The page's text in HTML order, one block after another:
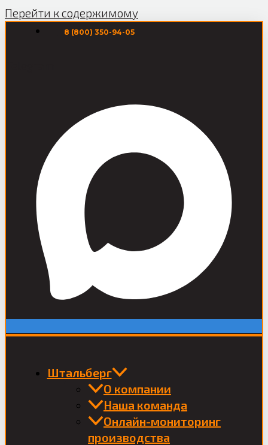
Перейти к содержимому
8 (800) 350-94-05
Штальберг
О компании
Наша команда
Онлайн-мониторинг
производства